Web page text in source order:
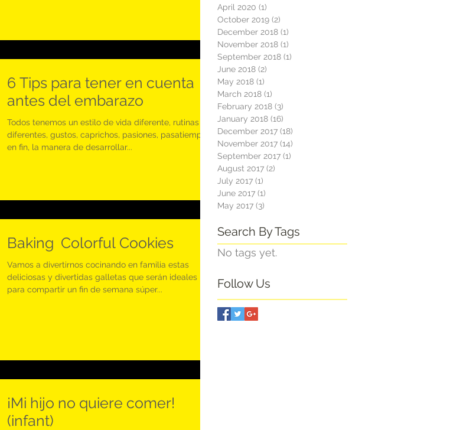
6 Tips para tener en cuenta
antes del embarazo
Todos tenemos un estilo de vida diferente, rutinas
diferentes, gustos, caprichos, pasiones, pasatiempos,
en fin, la manera de desarrollar...
Baking Colorful Cookies
Vamos a divertirnos cocinando en familia estas
deliciosas y divertidas galletas que serán ideales
para compartir un fin de semana súper...
¡Mi hijo no quiere comer!
(infant)
April 2020 (1)
October 2019 (2)
December 2018 (1)
November 2018 (1)
September 2018 (1)
June 2018 (2)
May 2018 (1)
March 2018 (1)
February 2018 (3)
January 2018 (16)
December 2017 (18)
November 2017 (14)
September 2017 (1)
August 2017 (2)
July 2017 (1)
June 2017 (1)
May 2017 (3)
Search By Tags
No tags yet.
Follow Us